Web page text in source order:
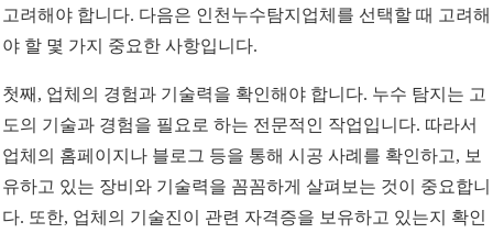
고려해야 합니다. 다음은 인천누수탐지업체를 선택할 때 고려해
야 할 몇 가지 중요한 사항입니다.
첫째, 업체의 경험과 기술력을 확인해야 합니다. 누수 탐지는 고
도의 기술과 경험을 필요로 하는 전문적인 작업입니다. 따라서
업체의 홈페이지나 블로그 등을 통해 시공 사례를 확인하고, 보
유하고 있는 장비와 기술력을 꼼꼼하게 살펴보는 것이 중요합니
다. 또한, 업체의 기술진이 관련 자격증을 보유하고 있는지 확인